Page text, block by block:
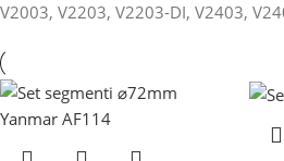
V2003, V2203, V2203-DI, V2403,